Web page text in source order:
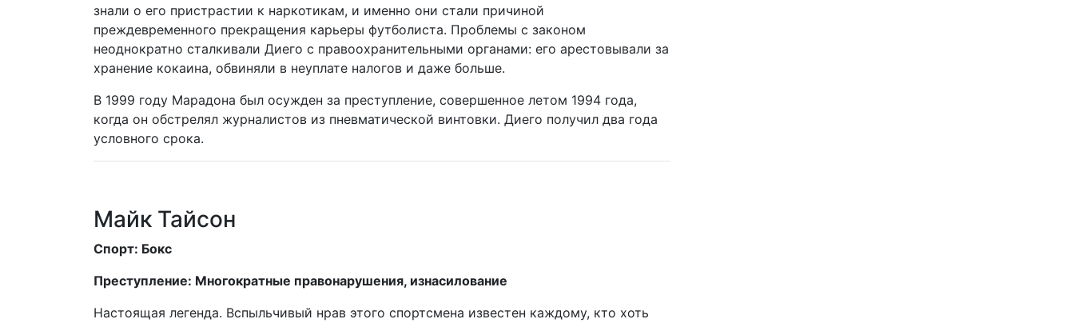
знали о его пристрастии к наркотикам, и именно они стали причиной
преждевременного прекращения карьеры футболиста. Проблемы с законом
неоднократно сталкивали Диего с правоохранительными органами: его арестовывали за
хранение кокаина, обвиняли в неуплате налогов и даже больше.
В 1999 году Марадона был осужден за преступление, совершенное летом 1994 года,
когда он обстрелял журналистов из пневматической винтовки. Диего получил два года
условного срока.
Майк Тайсон
Спорт: Бокс
Преступление: Многократные правонарушения, изнасилование
Настоящая легенда. Вспыльчивый нрав этого спортсмена известен каждому, кто хоть